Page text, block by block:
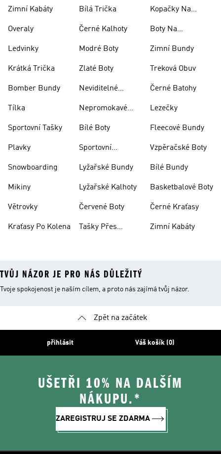
Zimní Kabáty
Overaly
Ledvinky
Krátká Trička
Bomber Bundy
Tílka
Sportovní Tašky
Plavky
Snowboarding
Mikiny
Větrovky
Kraťasy Po Kolena
Bílá Trička
Černé Kalhoty
Modré Boty
Zlaté Boty
Neviditelné
Nepromokavé
Bílé Boty
Sportovní
Lyžařské Bundy
Lyžařské Kalhoty
Červené Boty
Tašky Přes
Kopačky Na
Boty Na
Zimní Bundy
Treková Obuv
Černé Batohy
Lezečky
Fleecové Bundy
Vzpěračské Boty
Bílé Bundy
Basketbalové Boty
Černé Kraťasy
Zimní Kabáty
TVŮJ NÁZOR JE PRO NÁS DŮLEŽITÝ
Tvoje spokojenost je naším cílem, a proto nás zajímá tvůj názor.
Zpět na začátek
přihlásit Váš košík (0)
UŠETŘI 10% NA DALŠÍM
NÁKUPU.*
ZAREGISTRUJ SE ZDARMA